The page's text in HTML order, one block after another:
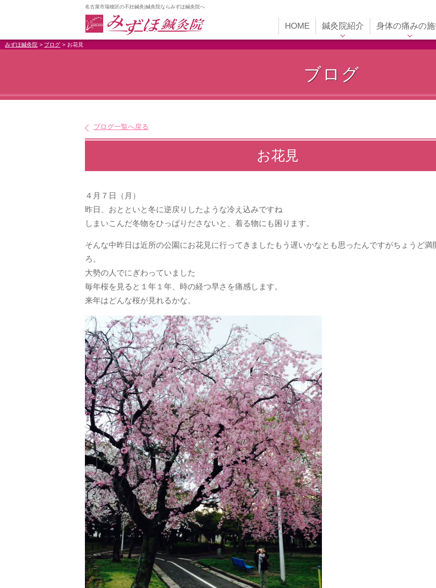
名古屋市瑞穂区の不妊鍼灸|鍼灸院ならみずほ鍼灸院へ
HOME 鍼灸院紹介
受付時間
アクセス
身体の痛みの
みずほ鍼灸院 ブログ お花見
ブログ
ブログ一覧へ戻る
お花見
４月７日（月）
昨日、おとといと冬に逆戻りしたような冷え込みですね
しまいこんだ冬物をひっぱりださないと、着る物にも困ります。
そんな中昨日は近所の公園にお花見に行ってきました もう遅いかなとも思ったんですがちょうど満
ろ。
大勢の人でにぎわっていました
毎年桜を見ると１年１年、時の経つ早さを痛感します。
来年はどんな桜が見れるかな。